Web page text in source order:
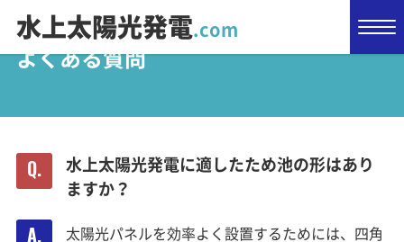
水上太陽光発電.com
よくある質問
水上太陽光発電に適したため池の形はあり
ますか？
太陽光パネルを効率よく設置するためには、四角